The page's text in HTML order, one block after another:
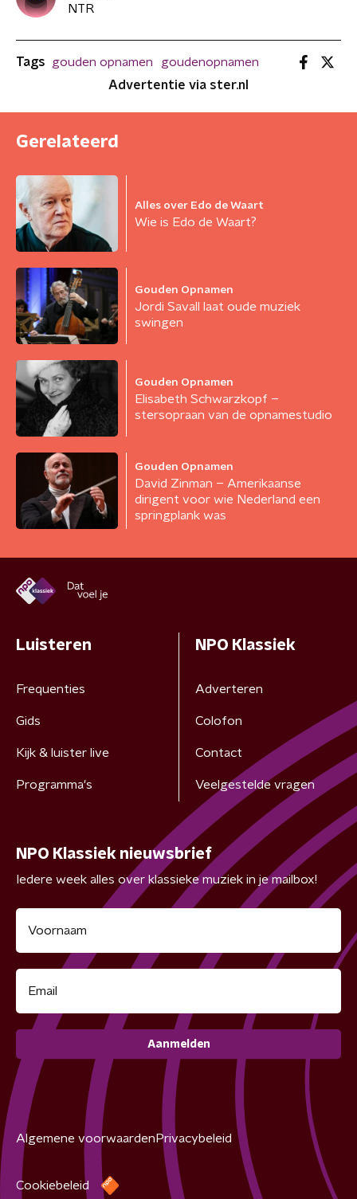
NTR
Tags gouden opnamen
goudenopnamen
Advertentie via ster.nl
Gerelateerd
Alles over Edo de Waart
Wie is Edo de Waart?
Gouden Opnamen
Jordi Savall laat oude muziek
swingen
Gouden Opnamen
Elisabeth Schwarzkopf –
stersopraan van de opnamestudio
Gouden Opnamen
David Zinman – Amerikaanse
dirigent voor wie Nederland een
springplank was
Luisteren
Frequenties
Gids
Kijk & luister live
Programma's
NPO Klassiek
Adverteren
Colofon
Contact
Veelgestelde vragen
NPO Klassiek nieuwsbrief
Iedere week alles over klassieke muziek in je mailbox!
Aanmelden
Algemene voorwaarden Privacybeleid
Cookiebeleid